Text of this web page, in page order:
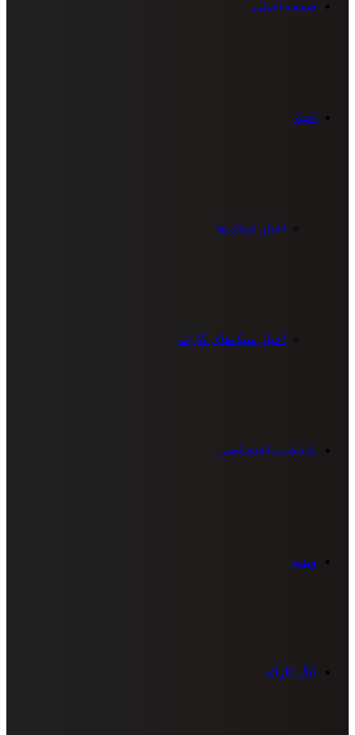
صفحه اصلی
اخبار
اخبار استان‌ها
اخبار سبک‌های کاراته
یادداشت اختصاصی
ویدیو
لیگ کاراته